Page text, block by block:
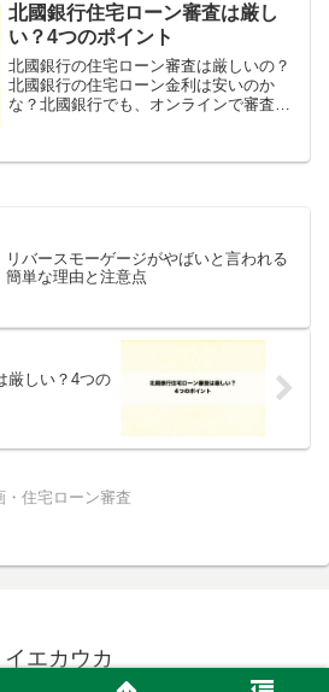
北國銀行住宅ローン審査は厳し
い？4つのポイント
北國銀行の住宅ローン審査は厳しいの？
北國銀行の住宅ローン金利は安いのか
な？北國銀行でも、オンラインで審査の
やすく解説します。落ちるか不安な方ど
リバースモーゲージがやばいと言われる
簡単な理由と注意点
厳しい？4つの
・住宅ローン審査
イエカウカ